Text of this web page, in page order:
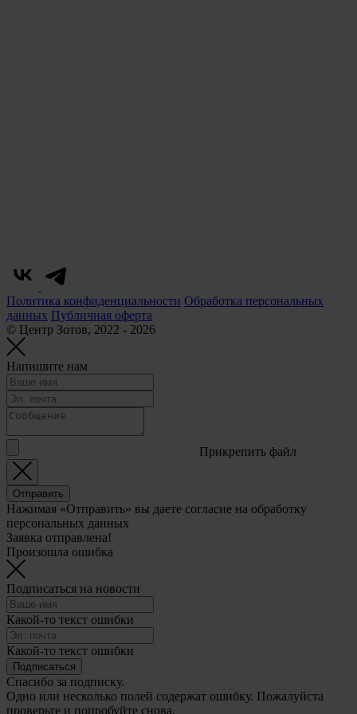
Политика конфиденциальности Обработка персональных
данных Публичная оферта
© Центр Зотов, 2022 - 2026
Напишите нам
Прикрепить файл
Отправить
Нажимая «Отправить» вы даете согласие на обработку
персональных данных
Заявка отправлена!
Произошла ошибка
Подписаться на новости
Какой-то текст ошибки
Какой-то текст ошибки
Подписаться
Спасибо за подписку.
Одно или несколько полей содержат ошибку. Пожалуйста
проверьте и попробуйте снова.